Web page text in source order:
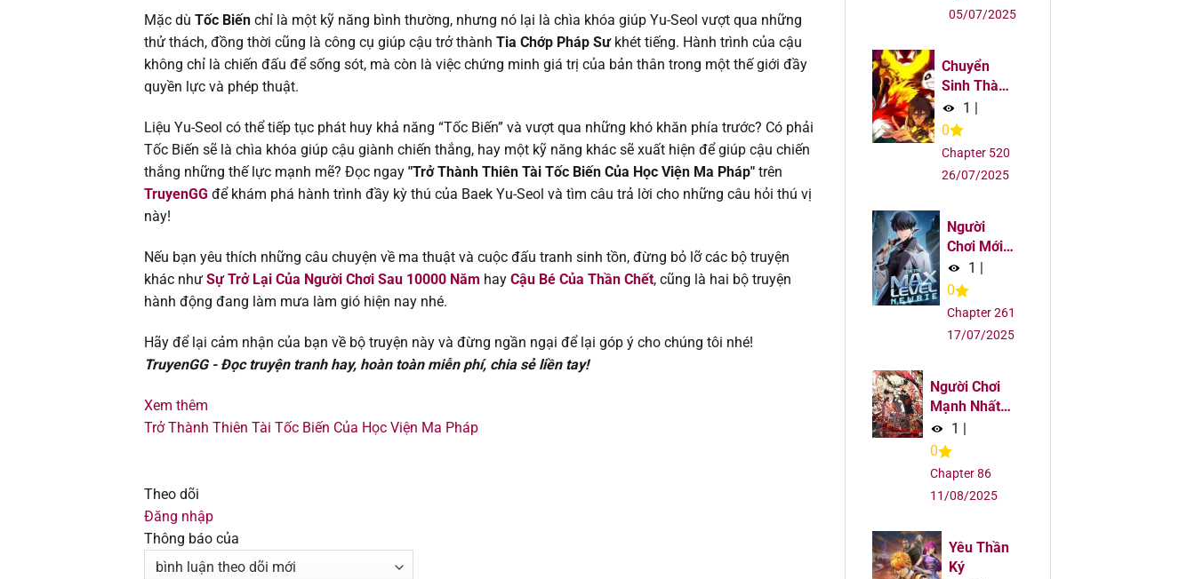
Chapter 82 05/01/2026
Chapter 81 30/12/2025
Chapter 79 08/12/2025
Chapter 78 01/12/2025
Chapter 76 10/11/2025
Chapter 74
Chapter 73
Chapter 71
Chapter 70
Mặc dù Tốc Biến chỉ là một kỹ năng bình thường, nhưng nó lại là chìa khóa giúp Yu-Seol vượt qua những
thử thách, đồng thời cũng là công cụ giúp cậu trở thành Tia Chớp Pháp Sưkhét tiếng. Hành trình của cậu
không chỉ là chiến đấu để sống sót, mà còn là việc chứng minh giá trị của bản thân trong một thế giới đầy
quyền lực và phép thuật.
Liệu Yu-Seol có thể tiếp tục phát huy khả năng “Tốc Biến” và vượt qua những khó khăn phía trước? Có phải
Tốc Biến sẽ là chìa khóa giúp cậu giành chiến thắng, hay một kỹ năng khác sẽ xuất hiện để giúp cậu chiến
thắng những thế lực mạnh mẽ? Đọc ngay "Trở Thành Thiên Tài Tốc Biến Của Học Viện Ma Pháp" trên
TruyenGG để khám phá hành trình đầy kỳ thú của Baek Yu-Seol và tìm câu trả lời cho những câu hỏi thú vị
này!
Nếu bạn yêu thích những câu chuyện về ma thuật và cuộc đấu tranh sinh tồn, đừng bỏ lỡ các bộ truyện
khác như Sự Trở Lại Của Người Chơi Sau 10000 Năm hay Cậu Bé Của Thần Chết, cũng là hai bộ truyện
hành động đang làm mưa làm gió hiện nay nhé.
Hãy để lại cảm nhận của bạn về bộ truyện này và đừng ngần ngại để lại góp ý cho chúng tôi nhé!
TruyenGG - Đọc truyện tranh hay, hoàn toàn miễn phí, chia sẻ liền tay!
Xem thêm
Trở Thành Thiên Tài Tốc Biến Của Học Viện Ma Pháp
Theo dõi
Đăng nhập
Thông báo của
05/07/2025
Chuyển
Sinh Thành
Liễu Đột
Biến
1 |
0
Chapter 520
26/07/2025
Người
Chơi Mới
Cấp Tối
Đa
1
0
Chapter 261
17/07/2025
Người Chơi
Mạnh Nhất
Hồi Quy Lần
Thứ 100
1 |
0
Chapter 86
11/08/2025
Yêu Thần
Ký